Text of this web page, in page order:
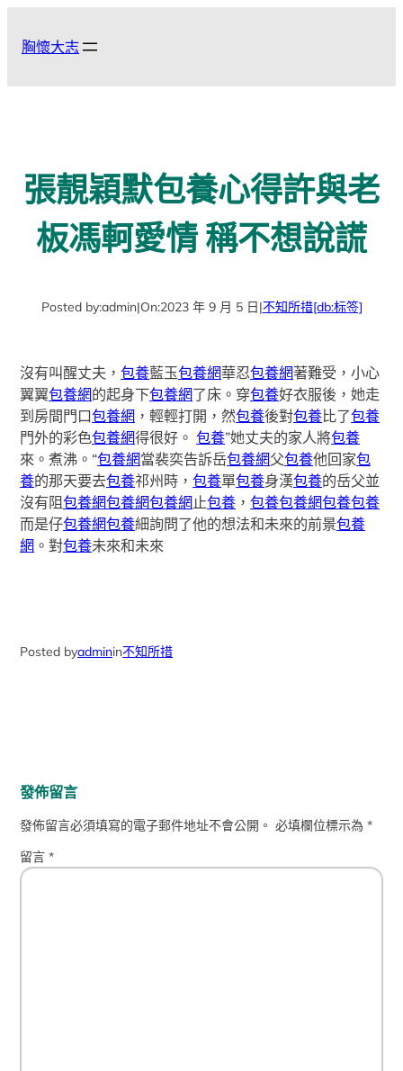
胸懷大志
張靚穎默包養心得許與老
板馮軻愛情 稱不想說謊
Posted by:admin|On:2023 年 9 月 5 日|不知所措[db:标签]
沒有叫醒丈夫，包養藍玉包養網華忍包養網著難受，小心
翼翼包養網的起身下包養網了床。穿包養好衣服後，她走
到房間門口包養網 ，輕輕打開，然包養後對包養比了包養
門外的彩色包養網得很好。包養”她丈夫的家人將包養
來。煮沸。“包養網當裴奕告訴岳包養網父包養他回家包
養的那天要去包養祁州時，包養單包養身漢包養的岳父並
沒有阻包養網包養網包養網止包養 ，包養包養網包養包養
而是仔包養網包養細詢問了他的想法和未來的前景包養
網 。對包養未來和未來
Posted byadminin不知所措
發佈留言
發佈留言必須填寫的電子郵件地址不會公開。 必填欄位標示為*
留言*